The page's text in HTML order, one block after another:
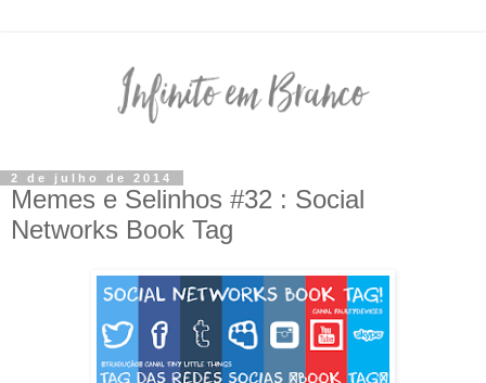
2 de julho de 2014
Memes e Selinhos #32 : Social
Networks Book Tag